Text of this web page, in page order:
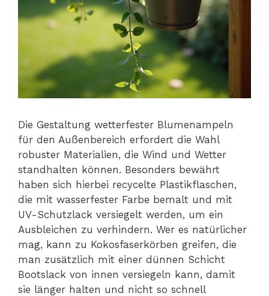
Die Gestaltung wetterfester Blumenampeln
für den Außenbereich erfordert die Wahl
robuster Materialien, die Wind und Wetter
standhalten können. Besonders bewährt
haben sich hierbei recycelte Plastikflaschen,
die mit wasserfester Farbe bemalt und mit
UV-Schutzlack versiegelt werden, um ein
Ausbleichen zu verhindern. Wer es natürlicher
mag, kann zu Kokosfaserkörben greifen, die
man zusätzlich mit einer dünnen Schicht
Bootslack von innen versiegeln kann, damit
sie länger halten und nicht so schnell